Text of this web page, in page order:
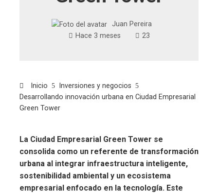
Juan Pereira
Hace 3 meses
23
Inicio
Inversiones y negocios
Desarrollando innovación urbana en Ciudad Empresarial
Green Tower
La Ciudad Empresarial Green Tower se
consolida como un referente de transformación
urbana al integrar infraestructura inteligente,
sostenibilidad ambiental y un ecosistema
empresarial enfocado en la tecnología. Este